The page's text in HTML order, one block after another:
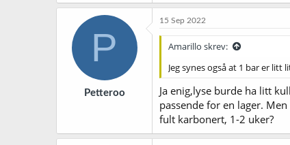
a
j
o
e
:
P
Petteroo
15 Sep 2022
Amarillo skrev:
Jeg synes også at 1 bar er litt
Ja enig,lyse burde ha litt
passende for en lager.
fult karbonert, 1-2 uker?